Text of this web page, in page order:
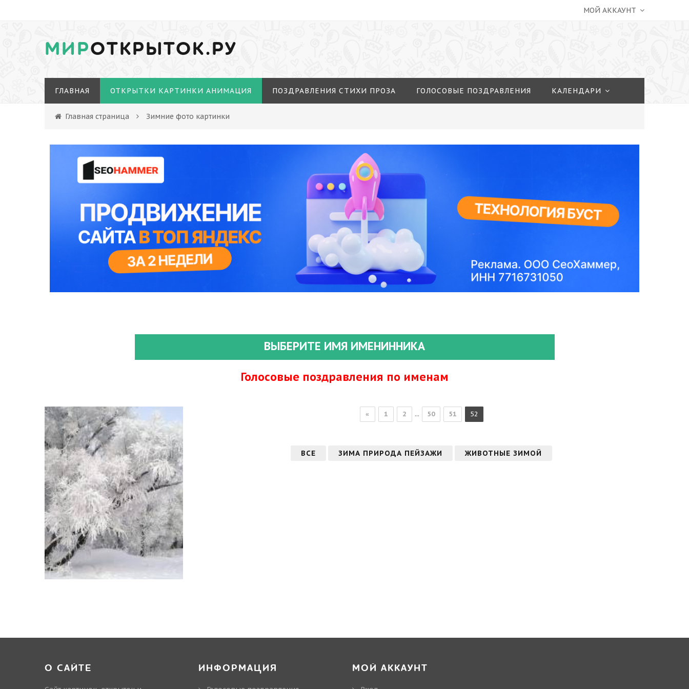
МОЙ АККАУНТ
МИРОТКРЫТОК.РУ
ГЛАВНАЯ ОТКРЫТКИ КАРТИНКИ АНИМАЦИЯ ПОЗДРАВЛЕНИЯ СТИХИ ПРОЗА ГОЛОСОВЫЕ ПОЗДРАВЛЕНИЯ КАЛЕНДАРИ
Главная страница Зимние фото картинки
ВЫБЕРИТЕ ИМЯ ИМЕНИННИКА
Голосовые поздравления по именам
« 1 2 ... 50 51 52
ВСЕ ЗИМА ПРИРОДА ПЕЙЗАЖИ ЖИВОТНЫЕ ЗИМОЙ
О САЙТЕ ИНФОРМАЦИЯ МОЙ АККАУНТ